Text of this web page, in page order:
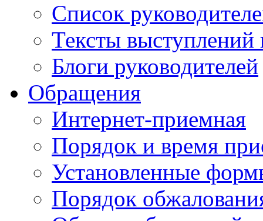
Список
Тексты выступлений
Блоги руководителей
Обращения
Интернет-приемная
Порядок и время
Установленные
Порядок